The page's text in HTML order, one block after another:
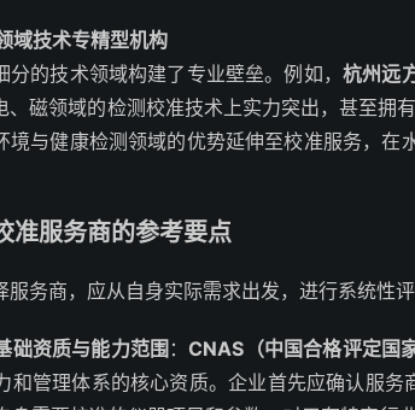
域技术专精型机构
分的技术领域构建了专业壁垒。例如， 杭州远
、磁领域的检测校准技术上实力突出，甚至拥
境与健康检测领域的优势延伸至校准服务，在
准服务商的参考要点
服务商，应从自身实际需求出发，进行系统性
础资质与能力范围 ：CNAS（中国合格评定国
和管理体系的核心资质。企业首先应确认服